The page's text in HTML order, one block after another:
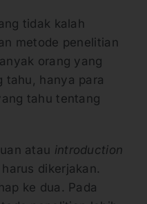
tidak kalah
metode penelitian
orang yang
tahu, hanya para
tahu tentang
atau introduction
dikerjakan.
ke dua. Pada